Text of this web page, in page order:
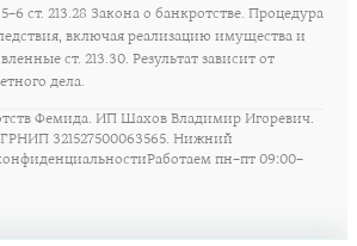
ст. 213.28 Закона о банкротстве. Процедура
включая реализацию имущества и
ст. 213.30. Результат зависит от
дела.
Фемида. ИП Шахов Владимир Игоревич.
321527500063565. Нижний
Работаем пн–пт 09:00–